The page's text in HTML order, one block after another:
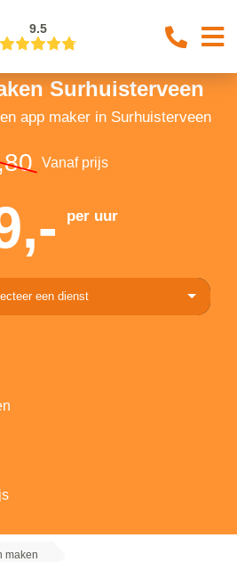
9.5
Surhuisterveen
app maker in Surhuisterveen
Vanaf prijs
per uur
een dienst
maken